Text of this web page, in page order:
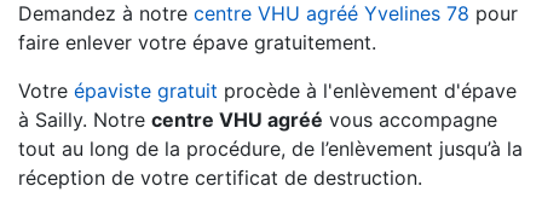
Demandez à notre centre VHU agréé Yvelines 78 pour
faire enlever votre épave gratuitement.
Votre épaviste gratuit procède à l'enlèvement d'épave
à Sailly. Notre centre VHU agréé vous accompagne
tout au long de la procédure, de l’enlèvement jusqu’à la
réception de votre certificat de destruction.